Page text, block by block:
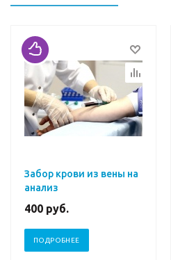
Забор крови из вены на
анализ
400 руб.
ПОДРОБНЕЕ